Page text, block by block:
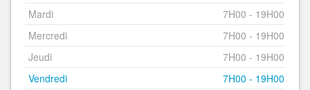
Mardi
7H00 - 19H00
Mercredi
7H00 - 19H00
Jeudi
7H00 - 19H00
Vendredi
7H00 - 19H00